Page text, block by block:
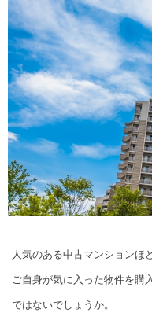
人気のある中古マンションほ
ご自身が気に入った物件を購
ではないでしょうか。